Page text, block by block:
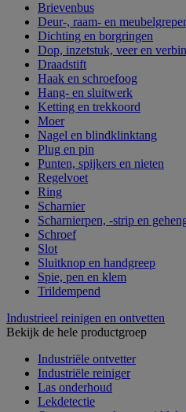
Brievenbus
Deur-, raam- en
Dichting en borgringen
Dop, inzetstuk, veer en
Draadstift
Haak en schroefoog
Hang- en sluitwerk
Ketting en trekkoord
Moer
Nagel en blindklinktang
Plug en pin
Punten, spijkers en nieten
Regelvoet
Ring
Scharnier
Scharnierpen, -strip en
Schroef
Slot
Sluitknop en handgreep
Spie, pen en klem
Trildempend
Industrieel reinigen en ontvetten
Bekijk de hele productgroep
Industriële ontvetter
Industriële reiniger
Las onderhoud
Lekdetectie